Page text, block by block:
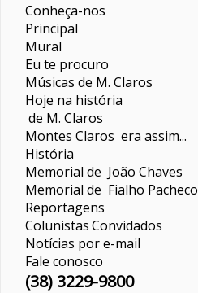
Conheça-nos
Principal
Mural
Eu te procuro
Músicas de M. Claros
Hoje na história
de M. Claros
Montes Claros era assim...
História
Memorial de João Chaves
Memorial de Fialho Pacheco
Reportagens
ColunistasConvidados
Notícias por e-mail
Fale conosco
(38) 3229-9800